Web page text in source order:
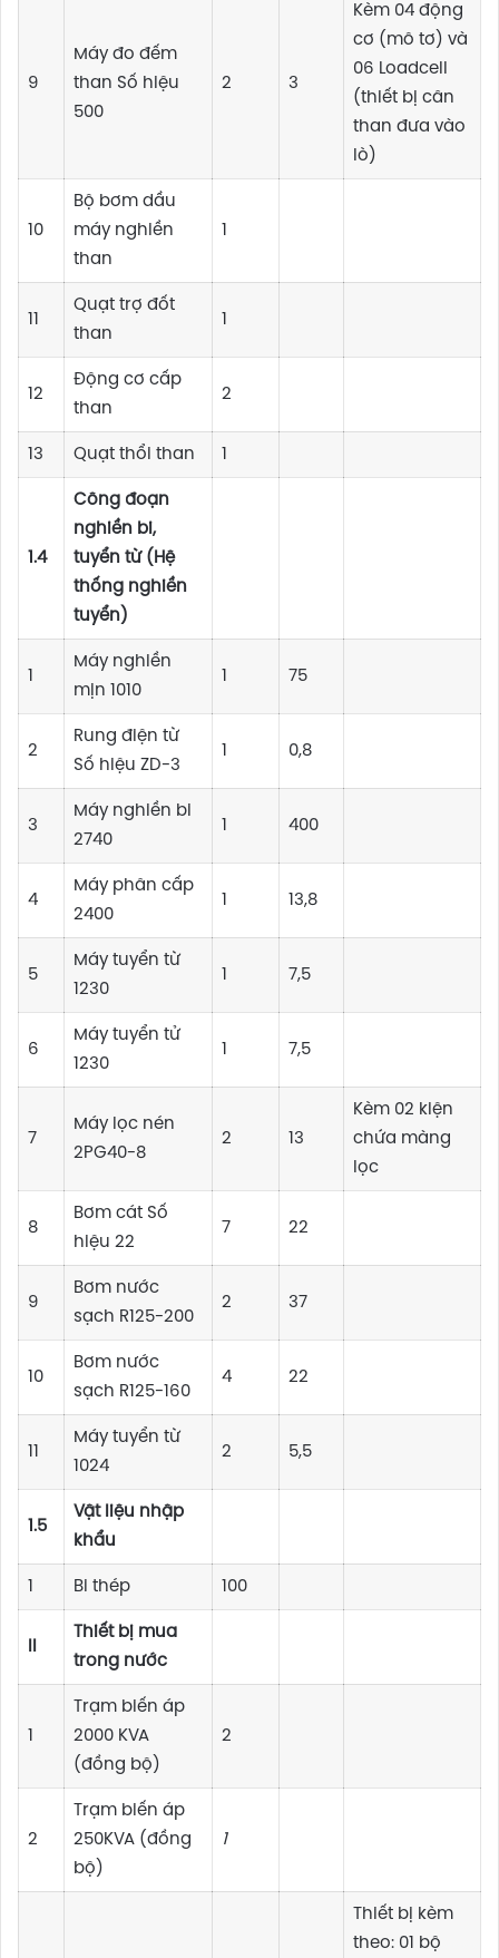
9
Máy đo đếm
than Số hiệu
500
2 3
Kèm 04 động
cơ (mô tơ) và
06 Loadcell
(thiết bị cân
than đưa vào
lò)
10
Bộ bơm dầu
máy nghiền
than
1
11
Quạt trợ đốt
than
1
12
Động cơ cấp
than
2
13 Quạt thổi than 1
1.4
Công đoạn
nghiền bi,
tuyển từ (Hệ
thống nghiền
tuyển)
1
Máy nghiền
mịn 1010
1 75
2
Rung điện từ
Số hiệu ZD-3
1 0,8
3
Máy nghiền bi
2740
1 400
4
Máy phân cấp
2400
1 13,8
5
Máy tuyển từ
1230
1 7,5
6
Máy tuyển tử
1230
1 7,5
7
Máy lọc nén
2PG40-8
2 13
Kèm 02 kiện
chứa màng
lọc
8
Bơm cát Số
hiệu 22
7 22
9
Bơm nước
sạch R125-200
2 37
10
Bơm nước
sạch R125-160
4 22
11
Máy tuyển từ
1024
2 5,5
1.5
Vật liệu nhập
khẩu
1 Bi thép 100
Thiết bị mua
trong nước
1
Trạm biến áp
2000 KVA
(đồng bộ)
2
2
Trạm biến áp
250KVA (đồng
bộ)
1
Thiết bị kèm
theo: 01 bộ